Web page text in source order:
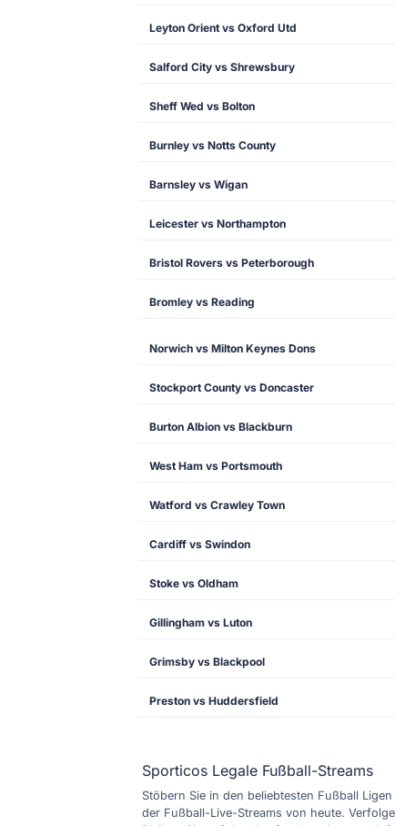
Leyton Orient vs Oxford Utd
Salford City vs Shrewsbury
Sheff Wed vs Bolton
Burnley vs Notts County
Barnsley vs Wigan
Leicester vs Northampton
Bristol Rovers vs Peterborough
Bromley vs Reading
Norwich vs Milton Keynes Dons
Stockport County vs Doncaster
Burton Albion vs Blackburn
West Ham vs Portsmouth
Watford vs Crawley Town
Cardiff vs Swindon
Stoke vs Oldham
Gillingham vs Luton
Grimsby vs Blackpool
Preston vs Huddersfield
Sporticos Legale Fußball-Streams
Stöbern Sie in den beliebtesten Fußball
der Fußball-Live-Streams von heute.